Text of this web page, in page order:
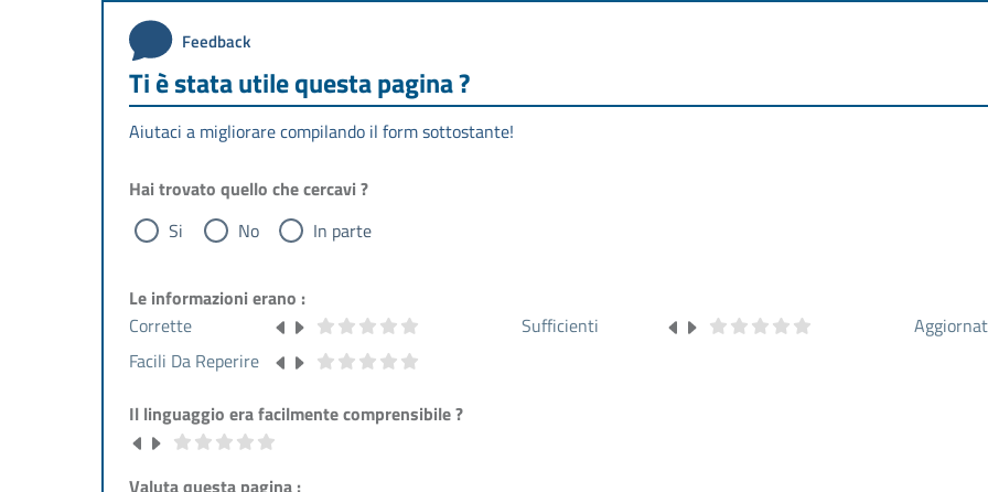
Feedback
Ti è stata utile questa pagina ?
Aiutaci a migliorare compilando il form sottostante!
Hai trovato quello che cercavi ?
Si
No In parte
Le informazioni erano :
Corrette
Sufficienti
Facili Da Reperire
Il linguaggio era facilmente comprensibile ?